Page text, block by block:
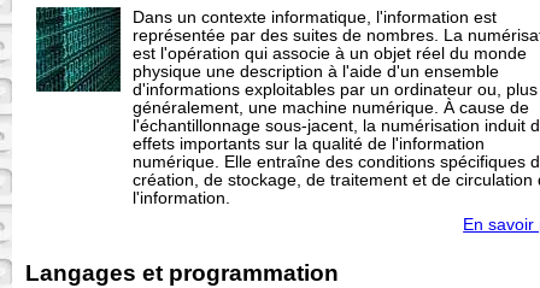
Dans un contexte informatique, l'information est
représentée par des suites de nombres. La
est l'opération qui associe à un objet réel du monde
physique une description à l'aide d'un ensemble
d'informations exploitables par un ordinateur ou, plus
généralement, une machine numérique. À cause de
l'échantillonnage sous-jacent, la numérisation induit
effets importants sur la qualité de l'information
numérique. Elle entraîne des conditions spécifiques
création, de stockage, de traitement et de circulation
l'information.
En savoir
Langages et programmation